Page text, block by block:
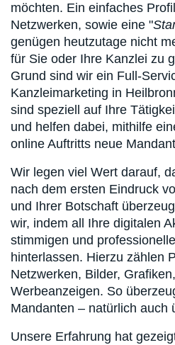
möchten. Ein einfaches
Netzwerken, sowie eine "
genügen heutzutage nicht
für Sie oder Ihre Kanzlei zu
Grund sind wir ein Full-
Kanzleimarketing in
sind speziell auf Ihre
und helfen dabei, mithilfe
online Auftritts neue
Wir legen viel Wert darauf,
nach dem ersten Eindruck
und Ihrer Botschaft
wir, indem all Ihre digitalen
stimmigen und
hinterlassen. Hierzu zählen
Netzwerken, Bilder,
Werbeanzeigen. So
Mandanten – natürlich auch
Unsere Erfahrung hat